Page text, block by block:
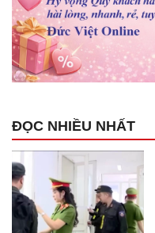
ĐỌC NHIỀU NHẤT